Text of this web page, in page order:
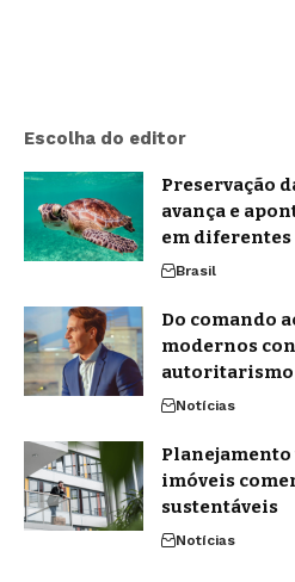
Escolha do editor
Preservação
avança e
em
Brasil
Do comando
modernos
autoritarismo
Notícias
imóveis
sustentáveis
Notícias